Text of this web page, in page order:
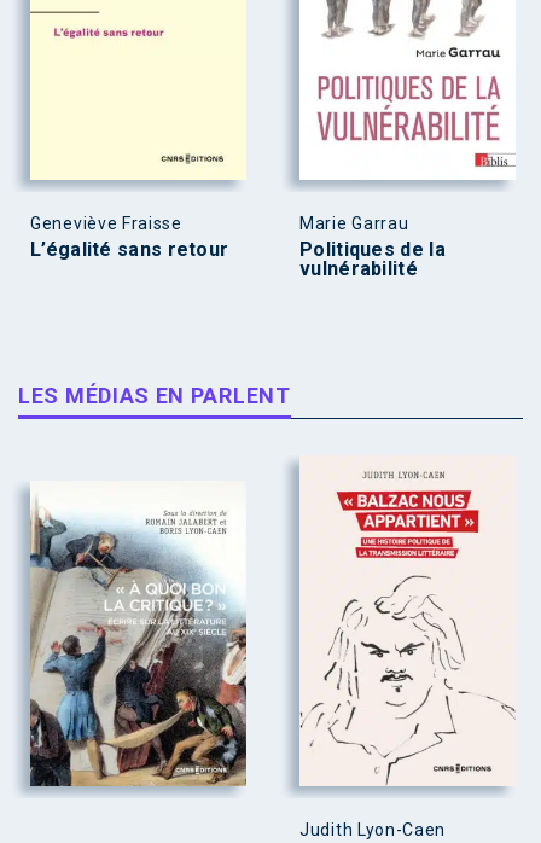
Geneviève Fraisse
L’égalité sans retour
Marie Garrau
Politiques de la
vulnérabilité
LES MÉDIAS EN PARLENT
Judith Lyon-Caen